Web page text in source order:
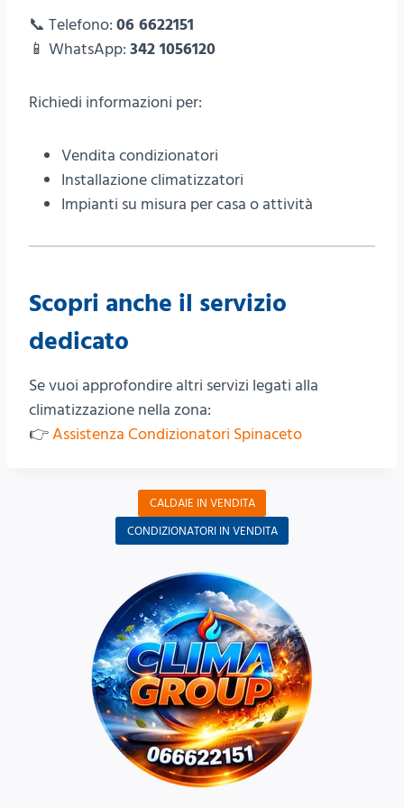
📞 Telefono: 06 6622151
📱 WhatsApp: 342 1056120
Richiedi informazioni per:
Vendita condizionatori
Installazione climatizzatori
Impianti su misura per casa o attività
Scopri anche il servizio
dedicato
Se vuoi approfondire altri servizi legati alla
climatizzazione nella zona:
👉Assistenza Condizionatori Spinaceto
CALDAIE IN VENDITA
CONDIZIONATORI IN VENDITA